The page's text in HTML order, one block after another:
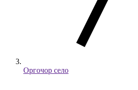
Оргочор село